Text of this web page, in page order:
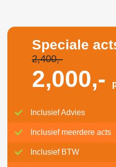
Speciale
2,400,-
2,000,-
Inclusief Advies
Inclusief meerdere acts
Inclusief BTW